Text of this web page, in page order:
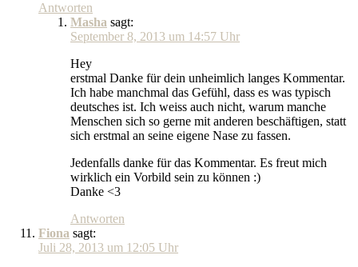
Antworten
Masha sagt:
September 8, 2013 um 14:57 Uhr
Hey
erstmal Danke für dein unheimlich langes Kommentar.
Ich habe manchmal das Gefühl, dass es was typisch
deutsches ist. Ich weiss auch nicht, warum manche
Menschen sich so gerne mit anderen beschäftigen, statt
sich erstmal an seine eigene Nase zu fassen.
Jedenfalls danke für das Kommentar. Es freut mich
wirklich ein Vorbild sein zu können :)
Danke <3
Antworten
Fiona sagt:
Juli 28, 2013 um 12:05 Uhr